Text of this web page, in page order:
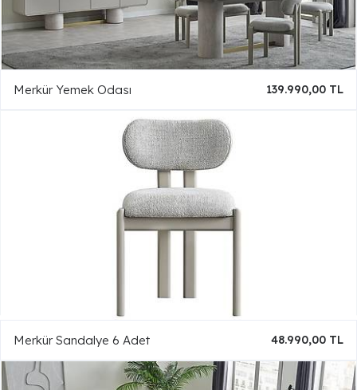
Merkür Yemek Odası 139.990,00 TL
Merkür Sandalye 6 Adet 48.990,00 TL